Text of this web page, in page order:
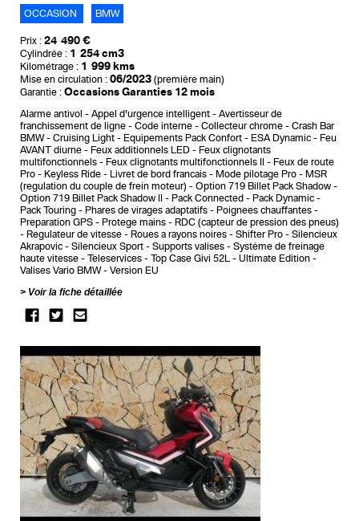
OCCASION BMW
Prix : 24 490 €
Cylindrée : 1 254 cm3
Kilométrage : 1 999 kms
Mise en circulation : 06/2023 (première main)
Garantie : Occasions Garanties 12 mois
Alarme antivol Appel d'urgence intelligent
Avertisseur de
franchissement de ligne
Code interne Collecteur chrome
Crash Bar
BMW
Cruising Light Equipements Pack Confort ESA Dynamic
Feu
AVANT diurne
Feux additionnels LED
Feux clignotants
multifonctionnels
Feux clignotants multifonctionnels II
Feux de route
Pro
Keyless Ride Livret de bord francais Mode pilotage Pro
MSR
(regulation du couple de frein moteur)
Option 719 Billet Pack Shadow
Option 719 Billet Pack Shadow II
Pack Connected
Pack Dynamic
Pack Touring
Phares de virages adaptatifs
Poignees chauffantes
Preparation GPS
Protege mains
RDC (capteur de pression des pneus)
Regulateur de vitesse
Roues a rayons noires Shifter Pro
Silencieux
Akrapovic
Silencieux Sport Supports valises
Système de freinage
haute vitesse
Teleservices Top Case Givi 52L
Ultimate Edition
Valises Vario BMW
Version EU
Voir la fiche détaillée